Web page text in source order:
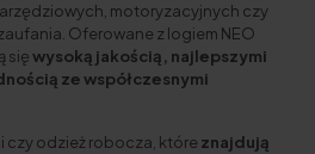
motoryzacyjnych czy
Oferowane z logiem NEO
sięwysoką jakością, najlepszymi
ze współczesnymi
czy odzież robocza, które znajdują